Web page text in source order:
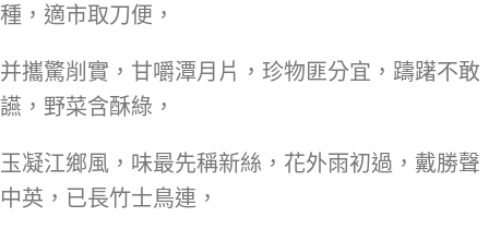
種，適市取刀便，
并攜驚削實，甘嚼潭月片，珍物匪分宜，躊躇不敢
讌，野菜含酥綠，
玉凝江鄉風，味最先稱新絲，花外雨初過，戴勝聲
中英，已長竹士鳥連，